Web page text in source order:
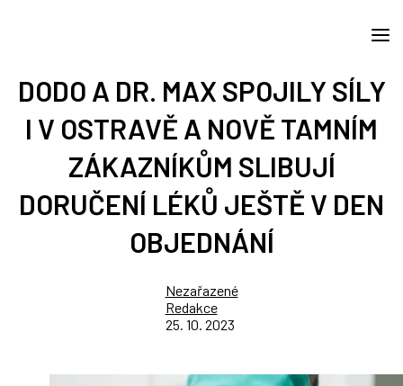
DODO A DR. MAX SPOJILY SÍLY
I V OSTRAVĚ A NOVĚ TAMNÍM
ZÁKAZNÍKŮM SLIBUJÍ
DORUČENÍ LÉKŮ JEŠTĚ V DEN
OBJEDNÁNÍ
Nezařazené
Redakce
25. 10. 2023